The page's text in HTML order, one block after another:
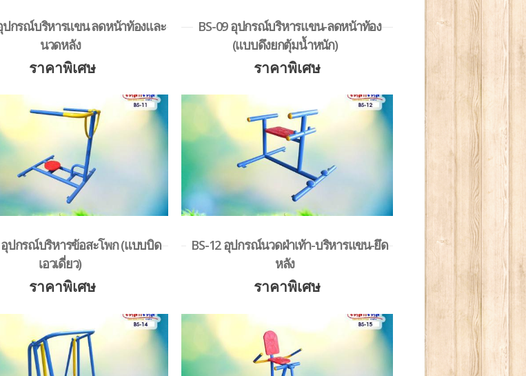
ปกรณ์บริหารแขน ลดหน้าท้องและ
นวดหลัง
ราคาพิเศษ
BS-09 อุปกรณ์บริหารแขน-ลดหน้าท้อง
(แบบดึงยกตุ้มน้ำหนัก)
ราคาพิเศษ
อุปกรณ์บริหารข้อสะโพก (แบบบิด
เอวเดี่ยว)
ราคาพิเศษ
BS-12 อุปกรณ์นวดฝ่าเท้า-บริหารแขน-ยึด
หลัง
ราคาพิเศษ